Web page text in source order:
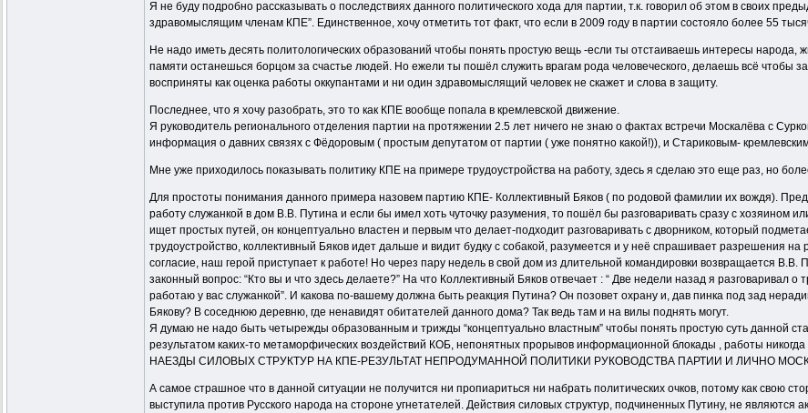
Я не буду подробно рассказывать о последствиях данного политического хода для партии, т.к. говорил об этом в своих
здравомыслящим членам КПЕ”. Единственное, хочу отметить тот факт, что если в 2009 году в партии состояло более 55
Не надо иметь десять политологических образований чтобы понять простую вещь -если ты отстаиваешь интересы
памяти останешься борцом за счастье людей. Но ежели ты пошёл служить врагам рода человеческого, делаешь всё чтобы
восприняты как оценка работы оккупантами и ни один здравомыслящий человек не скажет и слова в защиту.
Последнее, что я хочу разобрать, это то как КПЕ вообще попала в кремлевской движение.
Я руководитель регионального отделения партии на протяжении 2.5 лет ничего не знаю о фактах встречи Москалёва с
информация о давних связях с Фёдоровым ( простым депутатом от партии ( уже понятно какой!)), и Стариковым-
Мне уже приходилось показывать политику КПЕ на примере трудоустройства на работу, здесь я сделаю это еще раз, но
Для простоты понимания данного примера назовем партию КПЕ- Коллективный Бяков ( по родовой фамилии их вождя).
работу служанкой в дом В.В. Путина и если бы имел хоть чуточку разумения, то пошёл бы разговаривать сразу с хозяином
ищет простых путей, он концептуально властен и первым что делает-подходит разговаривать с дворником, который
трудоустройство, коллективный Бяков идет дальше и видит будку с собакой, разумеется и у неё спрашивает разрешения
согласие, наш герой приступает к работе! Но через пару недель в свой дом из длительной командировки возвращается В.В.
законный вопрос: “Кто вы и что здесь делаете?” На что Коллективный Бяков отвечает : “ Две недели назад я разговаривал
работаю у вас служанкой”. И какова по-вашему должна быть реакция Путина? Он позовет охрану и, дав пинка под зад
Бякову? В соседнюю деревню, где ненавидят обитателей данного дома? Так ведь там и на вилы поднять могут.
Я думаю не надо быть четырежды образованным и трижды “концептуально властным” чтобы понять простую суть данной
результатом каких-то метаморфических воздействий КОБ, непонятных прорывов информационной блокады , работы
НАЕЗДЫ СИЛОВЫХ СТРУКТУР НА КПЕ-РЕЗУЛЬТАТ НЕПРОДУМАННОЙ ПОЛИТИКИ РУКОВОДСТВА ПАРТИИ И ЛИЧНО
А самое страшное что в данной ситуации не получится ни пропиариться ни набрать политических очков, потому как свою
выступила против Русского народа на стороне угнетателей. Действия силовых структур, подчиненных Путину, не